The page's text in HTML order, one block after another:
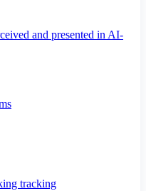
and presented in AI-
tracking